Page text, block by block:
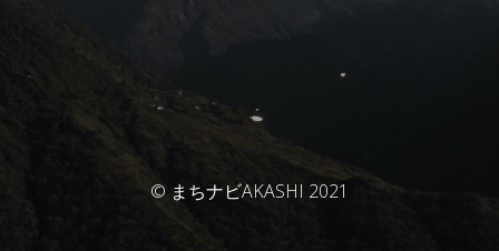
© まちナビAKASHI 2021